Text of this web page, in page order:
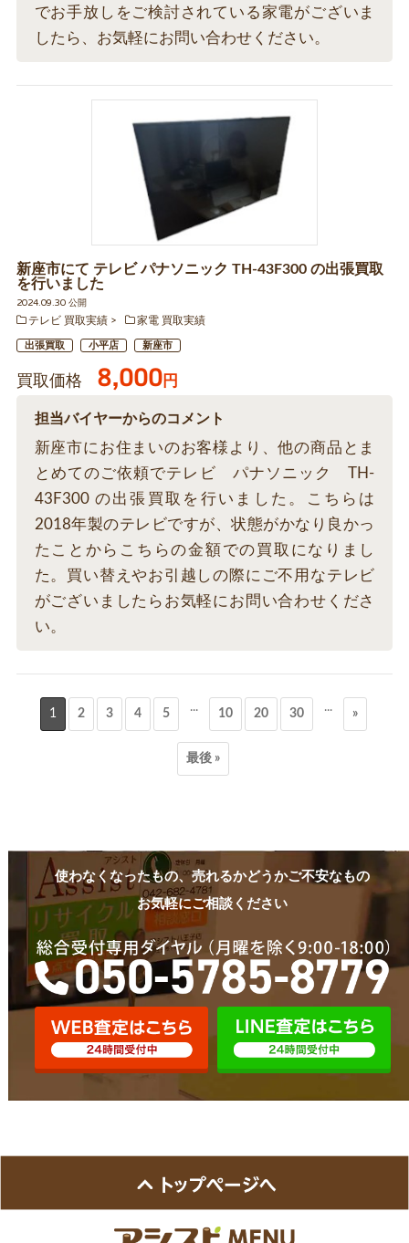
でお手放しをご検討されている家電がございま
したら、お気軽にお問い合わせください。
新座市にて テレビ パナソニック TH-43F300 の出張買取
を行いました
2024.09.30 公開
テレビ 買取実績
家電 買取実績
出張買取 小平店 新座市
買取価格 8,000円
担当バイヤーからのコメント
新座市にお住まいのお客様より、他の商品とま
とめてのご依頼でテレビ パナソニック TH-
43F300 の出張買取を行いました。こちらは
2018年製のテレビですが、状態がかなり良かっ
たことからこちらの金額での買取になりまし
た。買い替えやお引越しの際にご不用なテレビ
がございましたらお気軽にお問い合わせくださ
い。
1 2 3 4 5 ... 10 20 30 ... »
最後 »
使わなくなったもの、売れるかどうかご不安なもの
お気軽にご相談ください